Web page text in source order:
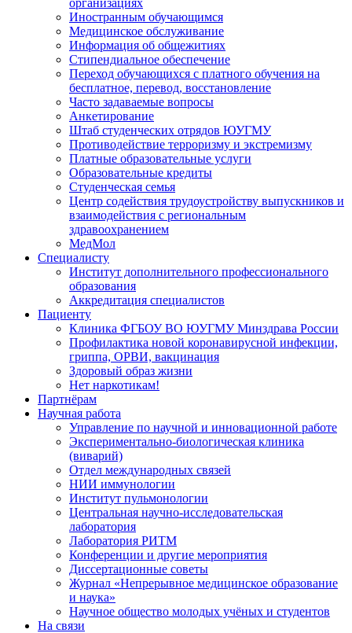
организациях
Иностранным обучающимся
Медицинское обслуживание
Информация об общежитиях
Стипендиальное обеспечение
Переход обучающихся с платного обучения на
бесплатное, перевод, восстановление
Часто задаваемые вопросы
Анкетирование
Штаб студенческих отрядов ЮУГМУ
Противодействие терроризму и экстремизму
Платные образовательные услуги
Образовательные кредиты
Студенческая семья
Центр содействия трудоустройству выпускников и
взаимодействия с региональным
здравоохранением
МедМол
Специалисту
Институт дополнительного профессионального
образования
Аккредитация специалистов
Пациенту
Клиника ФГБОУ ВО ЮУГМУ Минздрава России
Профилактика новой коронавирусной инфекции,
гриппа, ОРВИ, вакцинация
Здоровый образ жизни
Нет наркотикам!
Партнёрам
Научная работа
Управление по научной и инновационной работе
Экспериментально-биологическая клиника
(виварий)
Отдел международных связей
НИИ иммунологии
Институт пульмонологии
Центральная научно-исследовательская
лаборатория
Лаборатория РИТМ
Конференции и другие мероприятия
Диссертационные советы
Журнал «Непрерывное медицинское образование
и наука»
Научное общество молодых учёных и студентов
На связи